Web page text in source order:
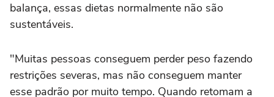
balança, essas dietas normalmente não são
sustentáveis.
"Muitas pessoas conseguem perder peso fazendo
restrições severas, mas não conseguem manter
esse padrão por muito tempo. Quando retomam a